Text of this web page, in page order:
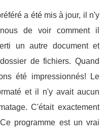
a été mis à jour, il n'y
de voir comment il
un autre document et
de fichiers. Quand
été impressionnés! Le
et il n'y avait aucun
C'était exactement
programme est un vrai